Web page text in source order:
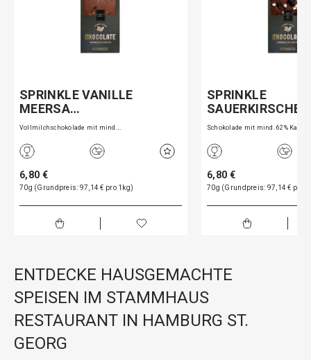
SPRINKLE VANILLE
MEERSA…
Vollmilchschokolade mit mind.…
6,80 €
70g (Grundpreis: 97,14 € pro 1kg)
SPRINKLE
Schokolade mit mind. 62% Kakao
6,80 €
70g (Grundpreis: 97,14 € pro
ENTDECKE HAUSGEMACHTE
SPEISEN IM STAMMHAUS
RESTAURANT IN HAMBURG ST.
GEORG